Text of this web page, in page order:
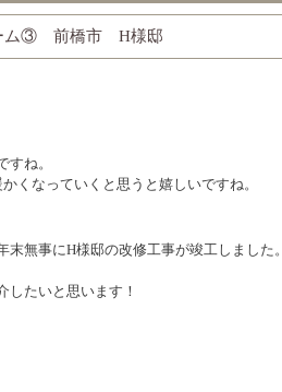
ーム③ 前橋市 H様邸
ね。
くなっていくと思うと嬉しいですね。
無事にH様邸の改修工事が竣工しました。
したいと思います！